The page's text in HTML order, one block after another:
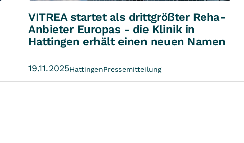
VITREA startet als drittgrößter Reha-
Anbieter Europas - die Klinik in
Hattingen erhält einen neuen Namen
19.11.2025HattingenPressemitteilung